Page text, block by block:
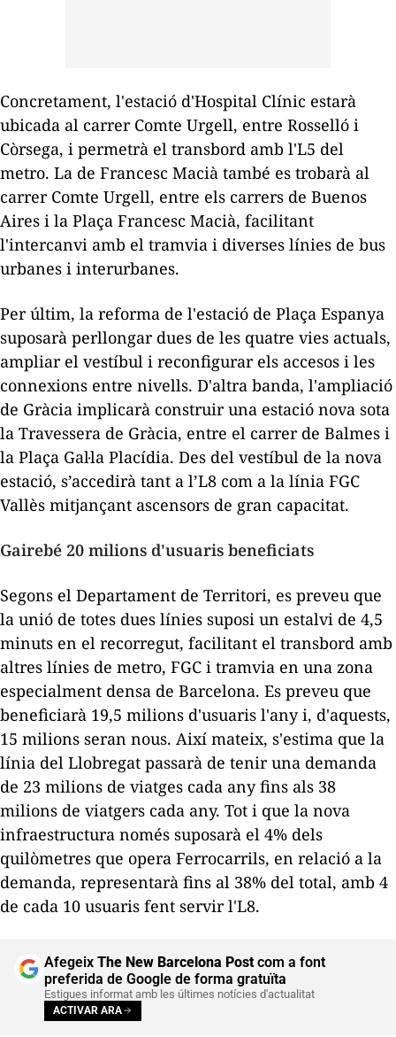
Concretament, l'estació d'Hospital Clínic estarà
ubicada al carrer Comte Urgell, entre Rosselló i
Còrsega, i permetrà el transbord amb l'L5 del
metro. La de Francesc Macià també es trobarà al
carrer Comte Urgell, entre els carrers de Buenos
Aires i la Plaça Francesc Macià, facilitant
l'intercanvi amb el tramvia i diverses línies de bus
urbanes i interurbanes.
Per últim, la reforma de l'estació de Plaça Espanya
suposarà perllongar dues de les quatre vies actuals,
ampliar el vestíbul i reconfigurar els accesos i les
connexions entre nivells. D'altra banda, l'ampliació
de Gràcia implicarà construir una estació nova sota
la Travessera de Gràcia, entre el carrer de Balmes i
la Plaça Gal·la Placídia. Des del vestíbul de la nova
estació, s’accedirà tant a l’L8 com a la línia FGC
Vallès mitjançant ascensors de gran capacitat.
Gairebé 20 milions d'usuaris beneficiats
Segons el Departament de Territori, es preveu que
la unió de totes dues línies suposi un estalvi de 4,5
minuts en el recorregut, facilitant el transbord amb
altres línies de metro, FGC i tramvia en una zona
especialment densa de Barcelona. Es preveu que
beneficiarà 19,5 milions d'usuaris l'any i, d'aquests,
15 milions seran nous. Així mateix, s'estima que la
línia del Llobregat passarà de tenir una demanda
de 23 milions de viatges cada any fins als 38
milions de viatgers cada any. Tot i que la nova
infraestructura només suposarà el 4% dels
quilòmetres que opera Ferrocarrils, en relació a la
demanda, representarà fins al 38% del total, amb 4
de cada 10 usuaris fent servir l'L8.
Afegeix The New Barcelona Postcom a font
preferida de Google de forma gratuïta
Estigues informat amb les últimes notícies d'actualitat
ACTIVAR ARA